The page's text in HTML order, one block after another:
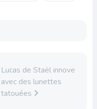
Lucas de Staël innove
avec des lunettes
tatouées